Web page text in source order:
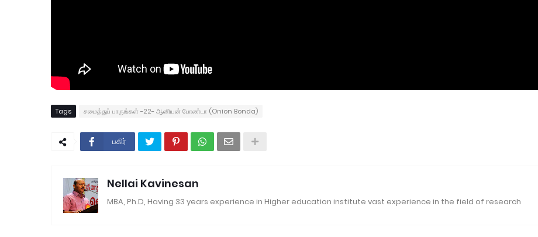
Tags சமைத்துப் பாருங்கள் -22- ஆனியன் போண்டா (Onion Bonda)
பகிர்
Nellai Kavinesan
MBA, Ph.D, Having 33 years experience in Higher education institute vast experience in the field of research